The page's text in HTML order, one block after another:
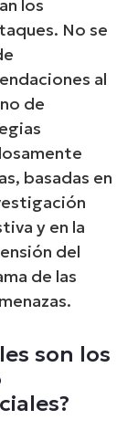
los
No se
al
de
basadas en
y en la
del
de las
son los